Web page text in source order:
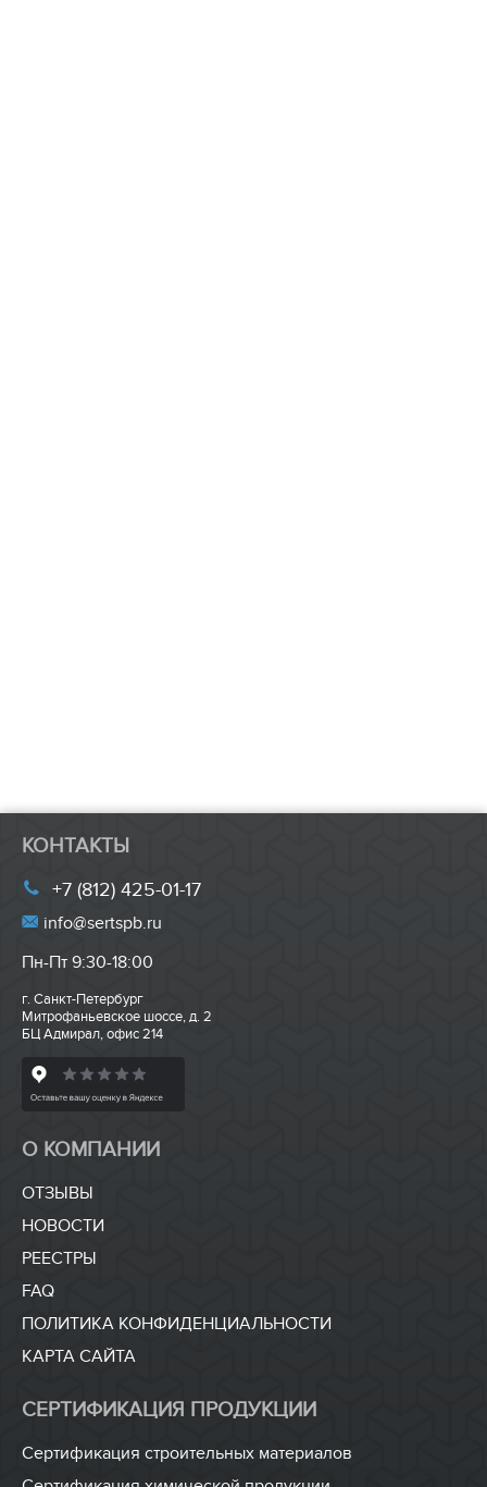
О КОМПАНИИ
ОТЗЫВЫ
НОВОСТИ
РЕЕСТРЫ
FAQ
ПОЛИТИКА КОНФИДЕНЦИАЛЬНОСТИ
КАРТА САЙТА
СЕРТИФИКАЦИЯ ПРОДУКЦИИ
Сертификация строительных материалов
КОНТАКТЫ
+7 (812) 425-01-17
info@sertspb.ru
Пн-Пт 9:30-18:00
г. Санкт-Петербург
Митрофаньевское шоссе, д. 2
БЦ Адмирал, офис 214